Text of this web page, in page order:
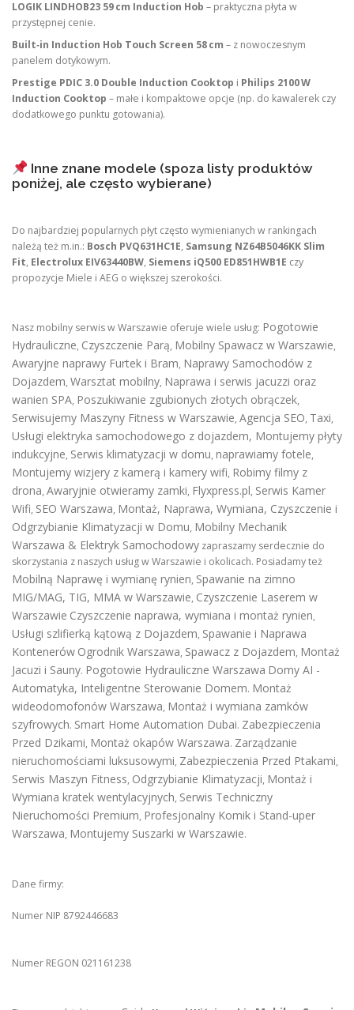
LOGIK LINDHOB23 59 cm Induction Hob – praktyczna płyta w
przystępnej cenie.
Built‑in Induction Hob Touch Screen 58 cm – z nowoczesnym
panelem dotykowym.
Prestige PDIC 3.0 Double Induction Cooktop i Philips 2100 W
Induction Cooktop – małe i kompaktowe opcje (np. do kawalerek czy
dodatkowego punktu gotowania).
Inne znane modele (spoza listy produktów
poniżej, ale często wybierane)
Do najbardziej popularnych płyt często wymienianych w rankingach
należą też m.in.: Bosch PVQ631HC1E, Samsung NZ64B5046KK Slim
Fit, Electrolux EIV63440BW, Siemens iQ500 ED851HWB1E czy
propozycje Miele i AEG o większej szerokości.
Nasz mobilny serwis w Warszawie oferuje wiele usług: Pogotowie
Hydrauliczne, Czyszczenie Parą, Mobilny Spawacz w Warszawie,
Awaryjne naprawy Furtek i Bram, Naprawy Samochodów z
Dojazdem, Warsztat mobilny, Naprawa i serwis jacuzzi oraz
wanien SPA, Poszukiwanie zgubionych złotych obrączek,
Serwisujemy Maszyny Fitness w Warszawie, Agencja SEO, Taxi,
Usługi elektryka samochodowego z dojazdem, Montujemy płyty
indukcyjne, Serwis klimatyzacji w domu, naprawiamy fotele,
Montujemy wizjery z kamerą i kamery wifi, Robimy filmy z
drona, Awaryjnie otwieramy zamki, Flyxpress.pl, Serwis Kamer
Wifi, SEO Warszawa, Montaż, Naprawa, Wymiana, Czyszczenie i
Odgrzybianie Klimatyzacji w Domu, Mobilny Mechanik
Warszawa & Elektryk Samochodowy zapraszamy serdecznie do
skorzystania z naszych usług w Warszawie i okolicach. Posiadamy też
Mobilną Naprawę i wymianę rynien, Spawanie na zimno
MIG/MAG, TIG, MMA w Warszawie, Czyszczenie Laserem w
Warszawie Czyszczenie naprawa, wymiana i montaż rynien,
Usługi szlifierką kątową z Dojazdem, Spawanie i Naprawa
Kontenerów Ogrodnik Warszawa, Spawacz z Dojazdem, Montaż
Jacuzi i Sauny. Pogotowie Hydrauliczne Warszawa Domy AI -
Automatyka, Inteligentne Sterowanie Domem. Montaż
wideodomofonów Warszawa, Montaż i wymiana zamków
szyfrowych. Smart Home Automation Dubai. Zabezpieczenia
Przed Dzikami, Montaż okapów Warszawa. Zarządzanie
nieruchomościami luksusowymi, Zabezpieczenia Przed Ptakami,
Serwis Maszyn Fitness, Odgrzybianie Klimatyzacji, Montaż i
Wymiana kratek wentylacyjnych, Serwis Techniczny
Nieruchomości Premium, Profesjonalny Komik i Stand-uper
Warszawa, Montujemy Suszarki w Warszawie.
Dane firmy:
Numer NIP 8792446683
Numer REGON 021161238